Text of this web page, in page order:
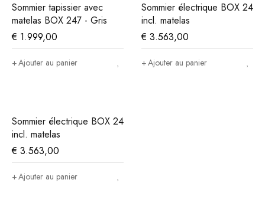
Sommier tapissier avec
matelas BOX 247 - Gris
€ 1.999,00
Ajouter au panier
Sommier électrique BOX 24
incl. matelas
€ 3.563,00
Ajouter au panier
Sommier électrique BOX 24
incl. matelas
€ 3.563,00
Ajouter au panier